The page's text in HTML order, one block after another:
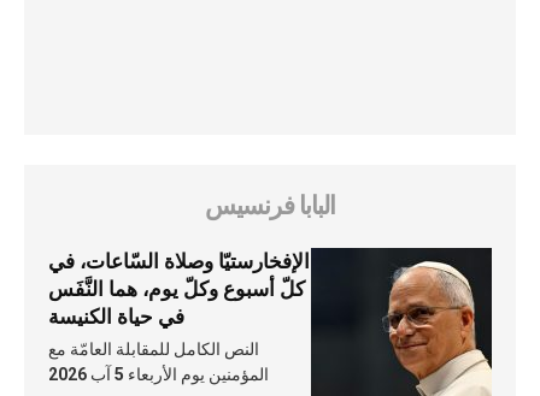
البابا فرنسيس
الإفخارستيّا وصلاة السّاعات، في
كلّ أسبوع وكلّ يوم، هما النَّفَس
في حياة الكنيسة
النص الكامل للمقابلة العامّة مع
المؤمنين يوم الأربعاء 5 آب 2026